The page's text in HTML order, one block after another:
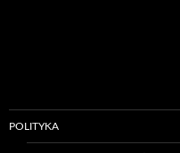
POLITYKA